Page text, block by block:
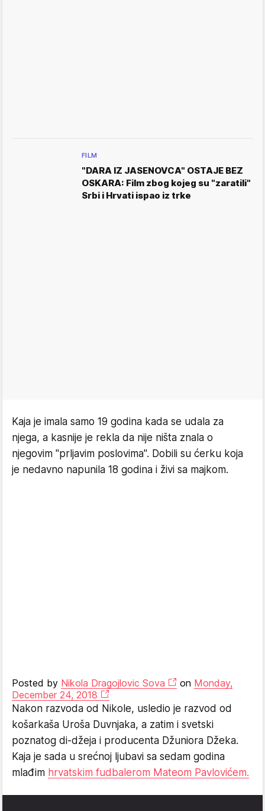
FILM
"DARA IZ JASENOVCA" OSTAJE BEZ
OSKARA: Film zbog kojeg su "zaratili"
Srbi i Hrvati ispao iz trke
Kaja je imala samo 19 godina kada se udala za
njega, a kasnije je rekla da nije ništa znala o
njegovim "prljavim poslovima". Dobili su ćerku koja
je nedavno napunila 18 godina i živi sa majkom.
Posted by Nikola Dragojlovic Sova on Monday,
December 24, 2018
Nakon razvoda od Nikole, usledio je razvod od
košarkaša Uroša Duvnjaka, a zatim i svetski
poznatog di-džeja i producenta Džuniora Džeka.
Kaja je sada u srećnoj ljubavi sa sedam godina
mlađim hrvatskim fudbalerom Mateom Pavlovićem.